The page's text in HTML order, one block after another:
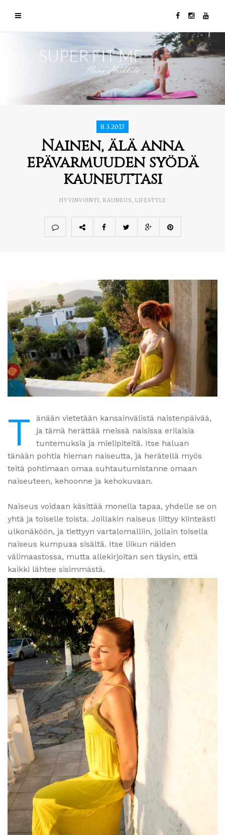
8.3.2017
Nainen, älä anna
epävarmuuden syödä
kauneuttasi
HYVINVOINTI, KAUNEUS, LIFESTYLE
T
änään vietetään kansainvälistä naistenpäivää,
ja tämä herättää meissä naisissa erilaisia
tuntemuksia ja mielipiteitä. Itse haluan
tänään pohtia hieman naiseutta, ja herätellä myös
teitä pohtimaan omaa suhtautumistanne omaan
naiseuteen, kehoonne ja kehokuvaan.
Naiseus voidaan käsittää monella tapaa, yhdelle se on
yhtä ja toiselle toista. Joillakin naiseus liittyy kiinteästi
ulkonäköön, ja tiettyyn vartalomalliin, jollain toisella
naiseus kumpuaa sisältä. Itse liikun näiden
välimaastossa, mutta allekirjoitan sen täysin, että
kaikki lähtee sisimmästä.